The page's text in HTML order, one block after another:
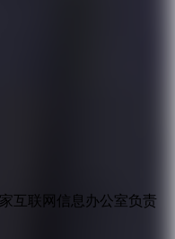
互联网信息办公室负责